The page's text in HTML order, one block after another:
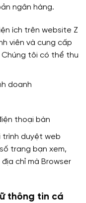
ngân hàng.
ích trên website Z
viên và cung cấp
tôi có thể thu
doanh
thoại bàn
trình duyệt web
trang bạn xem,
chỉ mà Browser
thông tin cá